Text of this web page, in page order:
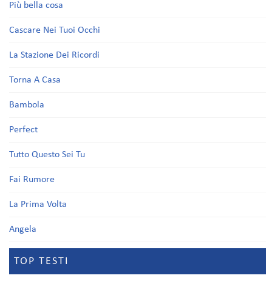
Più bella cosa
Cascare Nei Tuoi Occhi
La Stazione Dei Ricordi
Torna A Casa
Bambola
Perfect
Tutto Questo Sei Tu
Fai Rumore
La Prima Volta
Angela
TOP TESTI